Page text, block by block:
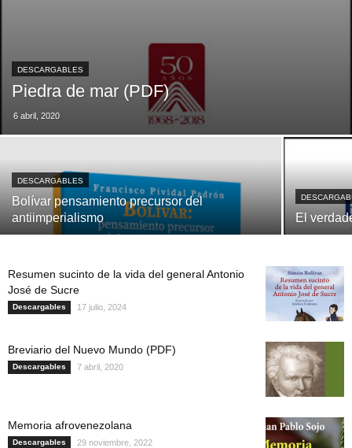
DESCARGABLES
Piedra de mar (PDF)
6 abril, 2020
DESCARGABLES
Bolívar pensamiento precursor del
antiimperialismo
El
Resumen sucinto de la vida del general Antonio
José de Sucre
Descargables 17 julio, 2024
Breviario del Nuevo Mundo (PDF)
Descargables 7 abril, 2020
Memoria afrovenezolana
Descargables 29 noviembre, 2022